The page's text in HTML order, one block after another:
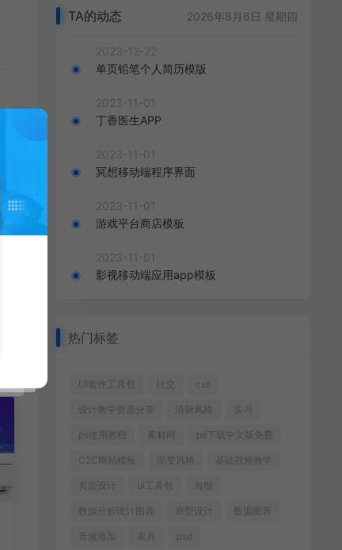
TA的动态 2026年8月6日 星期四
2023-12-22
单页铅笔个人简历模版
2023-11-01
丁香医生APP
2023-11-01
冥想移动端程序界面
2023-11-01
游戏平台商店模板
2023-11-01
影视移动端应用app模板
热门标签
UI套件工具包 社交 css
设计教学资源分享 清新风格 实习
ps使用教程 素材网 ps下载中文版免费
C2C网站模板 渐变风格 基础视频教学
页面设计 ui工具包 海报
数据分析统计图表 原型设计 数据图表
音频添加 家具 psd